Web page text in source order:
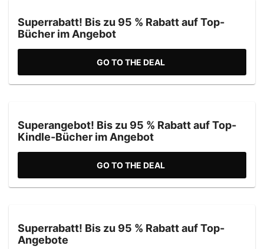
Superrabatt! Bis zu 95 % Rabatt auf Top-
Bücher im Angebot
GO TO THE DEAL
Superangebot! Bis zu 95 % Rabatt auf Top-
Kindle-Bücher im Angebot
GO TO THE DEAL
Superrabatt! Bis zu 95 % Rabatt auf Top-
Angebote